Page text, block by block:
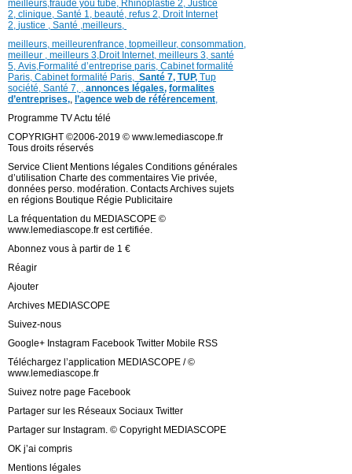
meilleurs fraude you tube Rhinoplastie 2 Justice
2 clinique Santé 1 , beauté, refus 2 Droit Internet
2 justice , Santé , meilleurs
meilleurs meilleurenfrance, topmeilleur, consommation
meilleur , meilleurs 3, Droit Internet, meilleurs 3, santé
5, Avis Formalité d’entreprise paris, Cabinet formalité
Paris, Cabinet formalité Paris, Santé 7, TUP, Tup
société, Santé 7 annonces légales, formalites
d’entreprises, l’agence web de référencement
Programme TV Actu télé
COPYRIGHT ©2006-2019 © www.lemediascope.fr
Tous droits réservés
Service Client Mentions légales Conditions générales
d’utilisation Charte des commentaires Vie privée,
données perso. modération. Contacts Archives sujets
en régions Boutique Régie Publicitaire
La fréquentation du MEDIASCOPE ©
www.lemediascope.fr est certifiée.
Abonnez vous à partir de 1 €
Réagir
Ajouter
Archives MEDIASCOPE
Suivez-nous
Google+ Instagram Facebook Twitter Mobile RSS
Téléchargez l’application MEDIASCOPE / ©
www.lemediascope.fr
Suivez notre page Facebook
Partager sur les Réseaux Sociaux Twitter
Partager sur Instagram. © Copyright MEDIASCOPE
OK j’ai compris
Mentions légales